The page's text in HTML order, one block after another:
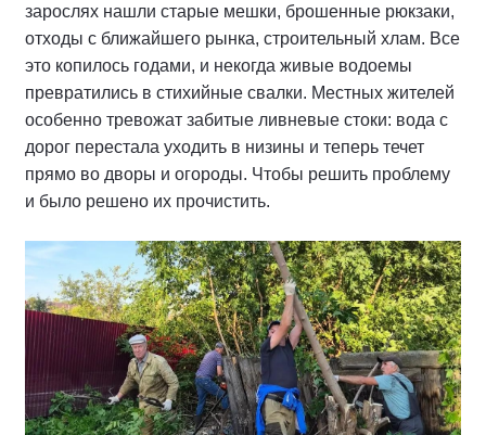
зарослях нашли старые мешки, брошенные рюкзаки,
отходы с ближайшего рынка, строительный хлам. Все
это копилось годами, и некогда живые водоемы
превратились в стихийные свалки. Местных жителей
особенно тревожат забитые ливневые стоки: вода с
дорог перестала уходить в низины и теперь течет
прямо во дворы и огороды. Чтобы решить проблему
и было решено их прочистить.